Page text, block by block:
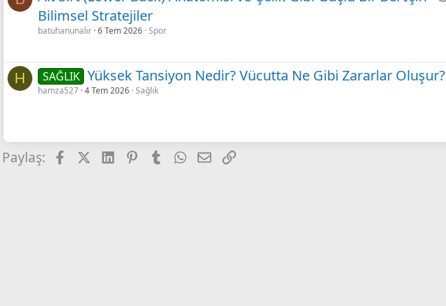
Bilimsel Stratejiler
batuhanunalir 6 Tem 2026 Spor
H SAĞLIK Yüksek Tansiyon Nedir? Vücutta Ne Gibi Zararlar Oluşur?
hamza527 4 Tem 2026 Sağlık
Paylaş: FacebookLinkedInPinterestTumblrWhatsApp
E-posta
Link